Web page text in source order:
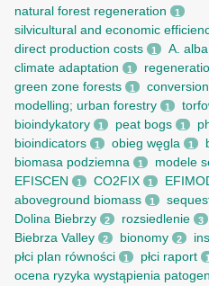
natural forest regeneration 1
silvicultural and economic
direct production costs 1 A. alba
climate adaptation 1
green zone forests 1
modelling; urban forestry 1
bioindykatory 1 peat bogs 1
bioindicators 1 obieg węgla 1
biomasa podziemna 1 modele
EFISCEN 1 CO2FIX 1
aboveground biomass 1
Dolina Biebrzy 2 rozsiedlenie 3
Biebrza Valley 2 bionomy 2
płci plan równości 1 płci raport 1
ocena ryzyka wystąpienia